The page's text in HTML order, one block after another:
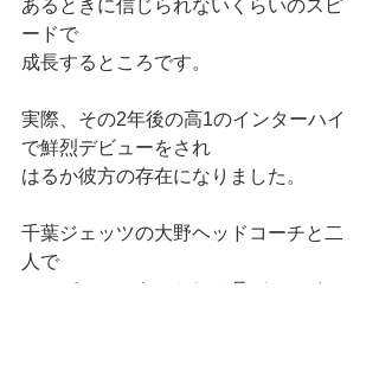
あるときに信じられないくらいのスピ
ードで
成長するところです。
実際、その2年後の高1のインターハイ
で鮮烈デビューをされ
はるか彼方の存在になりました。
千葉ジェッツの大野ヘッドコーチと二
人で
スーパールーキーとして月バスにイン